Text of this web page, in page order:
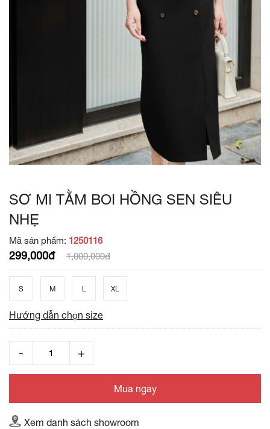
SƠ MI TẰM BOI HỒNG SEN SIÊU
NHẸ
Mã sản phẩm: 1250116
299,000đ 1,000,000đ
S M L XL
Hướng dẫn chọn size
Mua ngay
Xem danh sách showroom